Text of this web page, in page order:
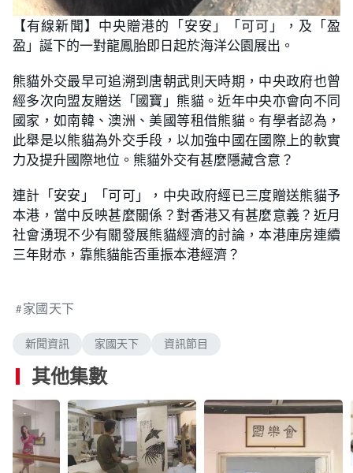
n
m
u
t
e
o
a
e
d
.
0
4
%
【有線新聞】中央贈港的「安安」「可可」，及「盈
盈」誕下的一對龍鳳胎即日起於海洋公園展出。
熊貓外交最早可追溯到唐朝武則天時期，中央政府也曾
經多次向盟友贈送「國寶」熊貓。近年中央亦會向不同
國家，如南韓、澳洲、美國等租借熊貓。有學者認為，
此舉是以熊貓為外交手段，以加強中國在國際上的軟實
力及提升國際地位。熊貓外交有甚麼隱藏含意？
連計「安安」「可可」，中央政府經已三度贈送熊貓予
本港，當中反映甚麼關係？對香港又有甚麼意義？近月
社會湧現不少有關發展熊貓經濟的討論，本港庫房連續
三年財赤，靠熊貓能否重振本港經濟？
家國天下
新聞資訊 家國天下 資訊節目
其他集數